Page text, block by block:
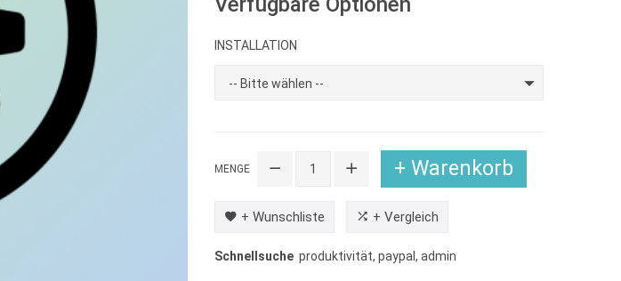
INSTALLATION
-- Bitte wählen --
MENGE + Warenkorb
+ Wunschliste + Vergleich
Schnellsuche produktivität, paypal , admin